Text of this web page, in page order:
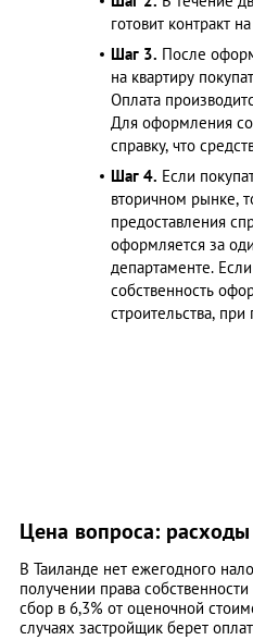
готовит контракт
Шаг 3. После
на квартиру
Оплата
Для оформления
справку, что
Шаг 4. Если
вторичном рынке,
предоставления
оформляется за
департаменте.
собственность
строительства,
Цена вопроса:
В Таиланде нет ежегодного
получении права
сбор в 6,3% от оценочной
случаях застройщик берет